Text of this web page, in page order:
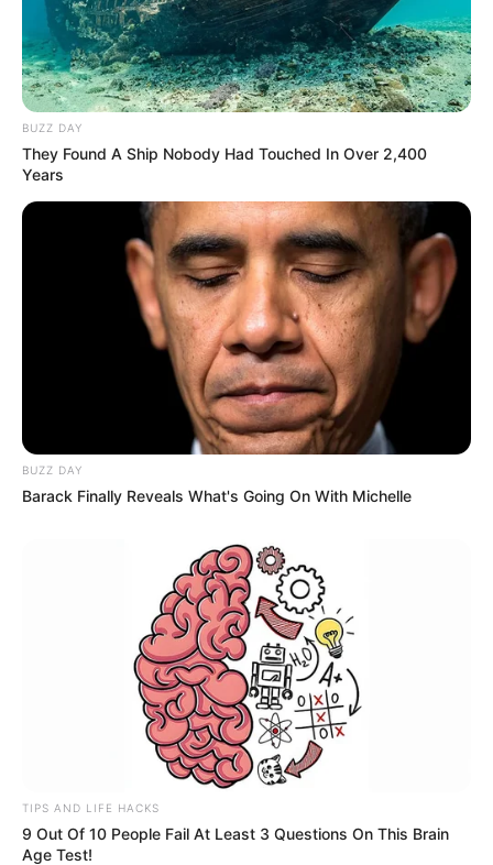
BUZZ DAY
They Found A Ship Nobody Had Touched In Over 2,400
Years
BUZZ DAY
Barack Finally Reveals What's Going On With Michelle
TIPS AND LIFE HACKS
9 Out Of 10 People Fail At Least 3 Questions On This Brain
Age Test!